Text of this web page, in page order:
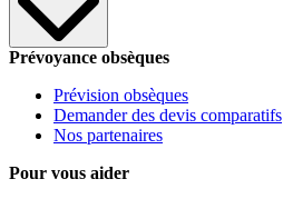
Prévoyance obsèques
Prévision obsèques
Demander des devis comparatifs
Nos partenaires
Pour vous aider